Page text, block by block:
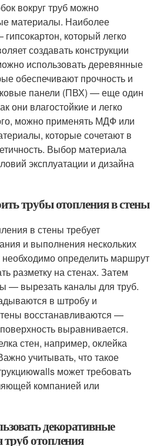
вокруг труб можно
материалы. Наиболее
который легко
создавать конструкции
использовать деревянные
обеспечивают прочность и
панели (ПВХ) — еще один
они влагостойкие и легко
можно применять МДФ или
которые сочетают в
Выбор материала
эксплуатации и дизайна
трубы отопления в стены
в стены требует
и выполнения нескольких
определить маршрут
разметку на стенах. Затем
— вырезать каналы для труб.
в штробу и
восстанавливаются —
выравнивается.
стен, например, оклейка
учитывать, что такое
может требовать
компанией или
декоративные
отопления